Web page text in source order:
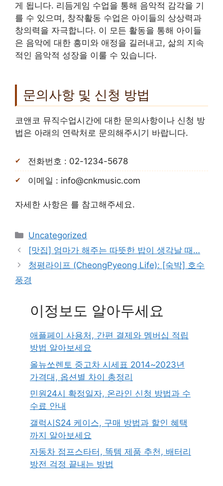
게 됩니다. 리듬게임 수업을 통해 음악적 감각을 기
를 수 있으며, 창작활동 수업은 아이들의 상상력과
창의력을 자극합니다. 이 모든 활동을 통해 아이들
은 음악에 대한 흥미와 애정을 길러내고, 삶의 지속
적인 음악적 성장을 이룰 수 있습니다.
문의사항 및 신청 방법
코앤코 뮤직수업시간에 대한 문의사항이나 신청 방
법은 아래의 연락처로 문의해주시기 바랍니다.
전화번호 : 02-1234-5678
이메일 : info@cnkmusic.com
자세한 사항은 를 참고해주세요.
Categories
Uncategorized
[맛집] 엄마가 해주는 따뜻한 밥이 생각날 때…
청평라이프 (CheongPyeong Life): [숙박] 호수
풍경
이정보도 알아두세요
애플페이 사용처, 간편 결제와 멤버십 적립
방법 알아보세요
올뉴쏘렌토 중고차 시세표 2014~2023년
가격대, 옵션별 차이 총정리
민원24시 확정일자, 온라인 신청 방법과 수
수료 안내
갤럭시S24 케이스, 구매 방법과 할인 혜택
까지 알아보세요
자동차 점프스타터, 똑템 제품 추천, 배터리
방전 걱정 끝내는 방법